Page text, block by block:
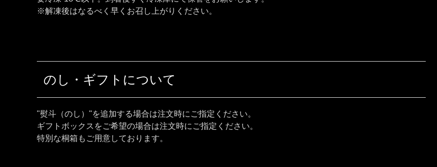
※解凍後はなるべく早くお召し上がりください。
のし・ギフトについて
"熨斗（のし）"を追加する場合は注文時にご指定ください。
ギフトボックスをご希望の場合は注文時にご指定ください。
特別な桐箱もご用意しております。